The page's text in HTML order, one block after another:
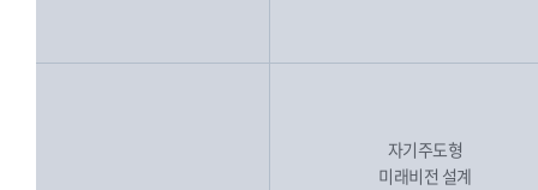
자기주도형
미래비전 설계